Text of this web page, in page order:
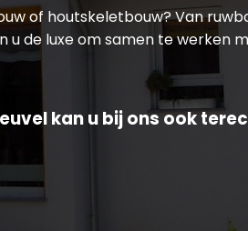
of houtskeletbouw? Van
de luxe om samen te werken
kan u bij ons ook